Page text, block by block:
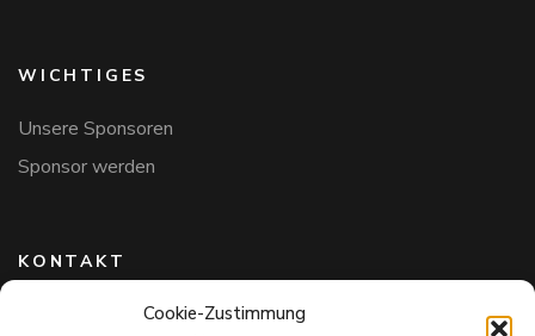
Cookie-Zustimmung
WICHTIGES
Unsere Sponsoren
Sponsor werden
KONTAKT
Hundefreunde in Bayern e.V.